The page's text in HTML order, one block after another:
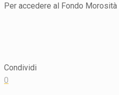
Per accedere al Fondo
Condividi
0